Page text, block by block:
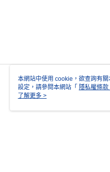
本網站中使用 cookie，欲查詢有
設定，請參閱本網站「 隱私權條款
使用 cookie。
了解更多 >